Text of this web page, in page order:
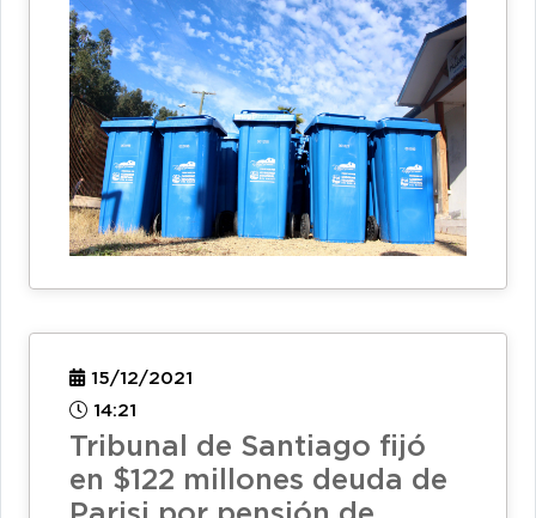
15/12/2021
14:21
Tribunal de Santiago fijó
en $122 millones deuda de